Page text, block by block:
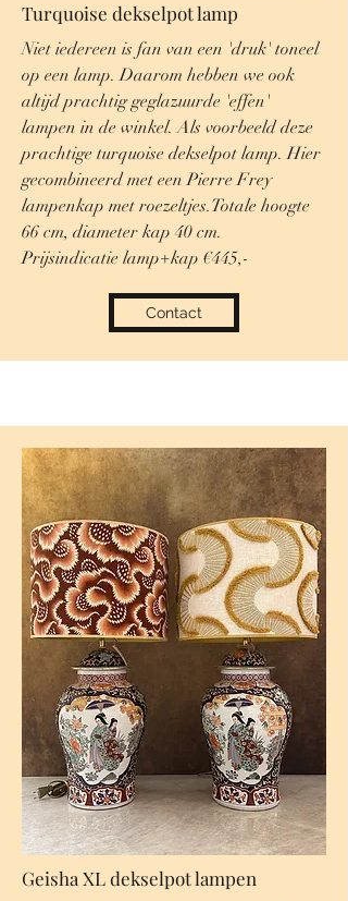
Turquoise dekselpot lamp
Niet iedereen is fan van een 'druk' toneel
op een lamp. Daarom hebben we ook
altijd prachtig geglazuurde 'effen'
lampen in de winkel. Als voorbeeld deze
prachtige turquoise dekselpot lamp. Hier
gecombineerd met een Pierre Frey
lampenkap met roezeltjes.Totale hoogte
66 cm, diameter kap 40 cm.
Prijsindicatie lamp+kap €445,-
Contact
Geisha XL dekselpot lampen